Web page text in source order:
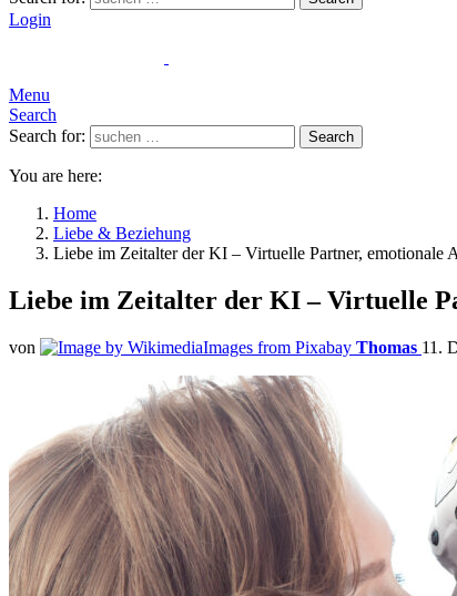
Login
Menu
Search
Search for:
Search
You are here:
Home
Liebe & Beziehung
Liebe im Zeitalter der KI – Virtuelle Partner, emotionale
Liebe im Zeitalter der KI – Virtuelle
von Thomas 11.